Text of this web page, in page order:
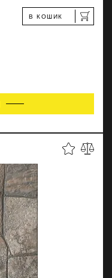
В КОШИК